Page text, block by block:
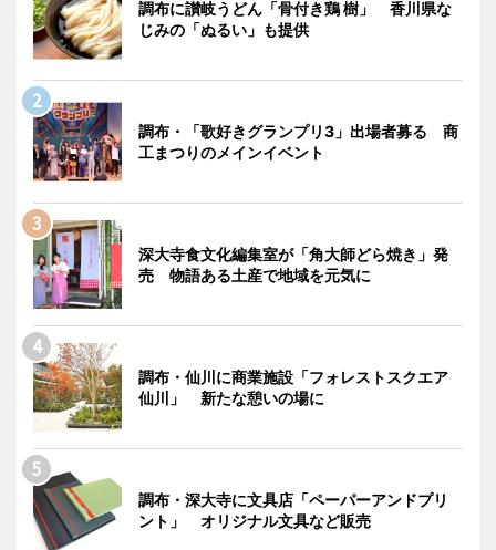
調布に讃岐うどん「骨付き鶏 樹」 香川県な
じみの「ぬるい」も提供
調布・「歌好きグランプリ3」出場者募る 商
工まつりのメインイベント
深大寺食文化編集室が「角大師どら焼き」発
売 物語ある土産で地域を元気に
調布・仙川に商業施設「フォレストスクエア
仙川」 新たな憩いの場に
調布・深大寺に文具店「ペーパーアンドプリ
ント」 オリジナル文具など販売